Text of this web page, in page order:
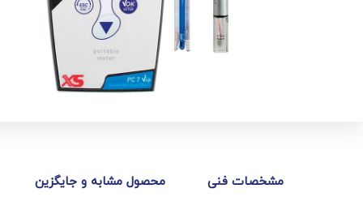
مشخصات فنی محصول مشابه و جایگزین